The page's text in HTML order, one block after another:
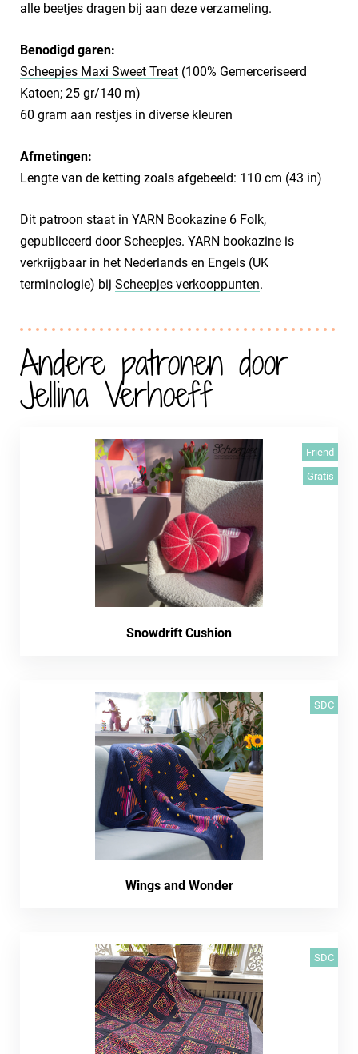
alle beetjes dragen bij aan deze verzameling.
Benodigd garen:
Scheepjes Maxi Sweet Treat (100% Gemerceriseerd
Katoen; 25 gr/140 m)
60 gram aan restjes in diverse kleuren
Afmetingen:
Lengte van de ketting zoals afgebeeld: 110 cm (43 in)
Dit patroon staat in YARN Bookazine 6 Folk,
gepubliceerd door Scheepjes. YARN bookazine is
verkrijgbaar in het Nederlands en Engels (UK
terminologie) bij Scheepjes verkooppunten.
Andere patronen door
Jellina Verhoeff
Friend
Gratis
Snowdrift Cushion
SDC
Wings and Wonder
SDC